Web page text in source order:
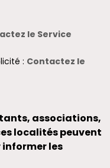
le Service
: Contactez le
associations,
localités peuvent
les